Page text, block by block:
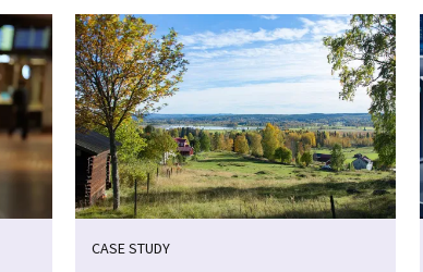
CASE STUDY